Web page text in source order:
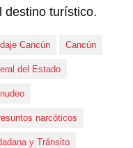
destino turístico.
Cancún Cancún
del Estado
narcóticos
y Tránsito